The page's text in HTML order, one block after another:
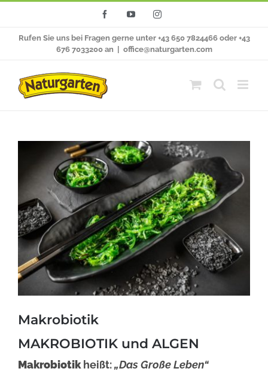
FacebookYouTubeInstagram
Rufen Sie uns bei Fragen gerne unter +43 650 7824466 oder +43
676 7033200 an
office@naturgarten.com
grösseres
Makrobiotik
MAKROBIOTIK und ALGEN
Makrobiotikheißt:„Das Große Leben“